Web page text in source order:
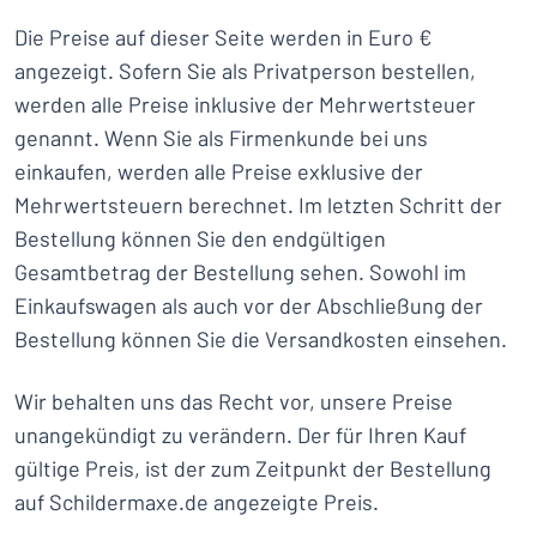
Die Preise auf dieser Seite werden in Euro €
angezeigt. Sofern Sie als Privatperson bestellen,
werden alle Preise inklusive der Mehrwertsteuer
genannt. Wenn Sie als Firmenkunde bei uns
einkaufen, werden alle Preise exklusive der
Mehrwertsteuern berechnet. Im letzten Schritt der
Bestellung können Sie den endgültigen
Gesamtbetrag der Bestellung sehen. Sowohl im
Einkaufswagen als auch vor der Abschließung der
Bestellung können Sie die Versandkosten einsehen.
Wir behalten uns das Recht vor, unsere Preise
unangekündigt zu verändern. Der für Ihren Kauf
gültige Preis, ist der zum Zeitpunkt der Bestellung
auf Schildermaxe.de angezeigte Preis.